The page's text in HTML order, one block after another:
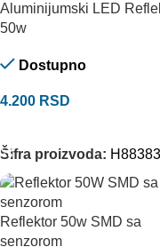
Aluminijumski LED
50w
Dostupno
4.200 RSD
Šifra proizvoda:
Reflektor 50w SMD sa
senzorom